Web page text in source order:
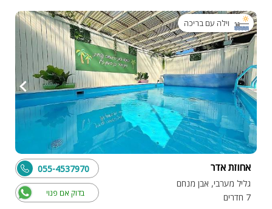
וילה עם בריכה
אחוזת אדר
גליל מערבי, אבן מנחם
7 חדרים
בדוק אם פנוי
055-4537970